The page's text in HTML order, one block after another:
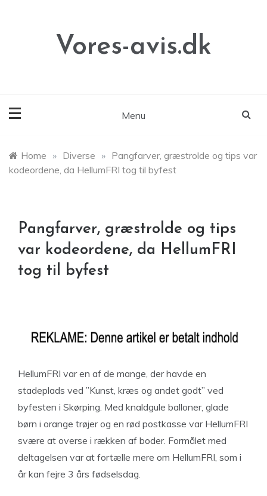
Vores-avis.dk
Menu
Home » Diverse » Pangfarver, græstrolde og tips var
kodeordene, da HellumFRI tog til byfest
Pangfarver, græstrolde og tips
var kodeordene, da HellumFRI
tog til byfest
HellumFRI var en af de mange, der havde en
stadeplads ved ”Kunst, kræs og andet godt” ved
byfesten i Skørping. Med knaldgule balloner, glade
børn i orange trøjer og en rød postkasse var HellumFRI
svære at overse i rækken af boder. Formålet med
deltagelsen var at fortælle mere om HellumFRI, som i
år kan fejre 3 års fødselsdag.